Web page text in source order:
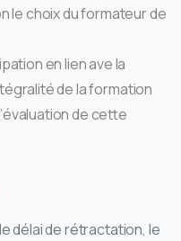
le choix du formateur de
en lien ave la
de la formation
de cette
délai de rétractation, le